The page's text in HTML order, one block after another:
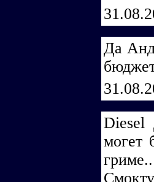
Да
Diеsеl
могет